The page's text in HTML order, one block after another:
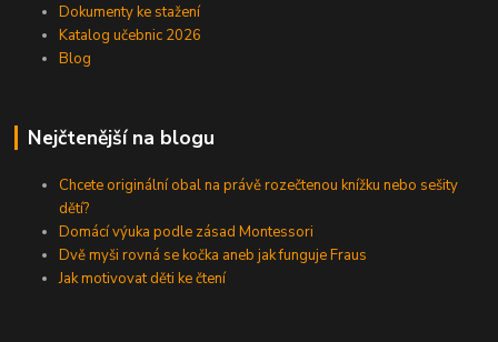
Dokumenty ke stažení
Katalog učebnic 2026
Blog
Nejčtenější na blogu
Chcete originální obal na právě rozečtenou knížku nebo sešity
dětí?
Domácí výuka podle zásad Montessori
Dvě myši rovná se kočka aneb jak funguje Fraus
Jak motivovat děti ke čtení